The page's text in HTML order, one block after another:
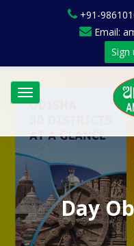
+91-
Email:
Sign
Toggle
navigation
Day